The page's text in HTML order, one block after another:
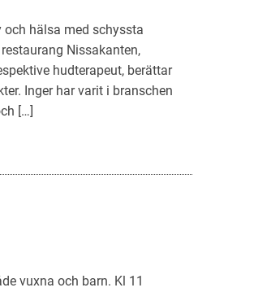
hälsa med schyssta
Nissakanten,
hudterapeut, berättar
Inger har varit i branschen
[…]
vuxna och barn. Kl 11